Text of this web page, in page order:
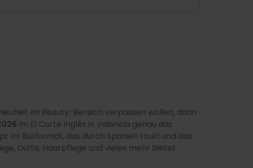
im Beauty-Bereich verpassen wollen, dann
im El Corte Inglés in Valencia genau das
im Busformat, das durch Spanien tourt und das
Düfte, Haarpflege und vieles mehr bietet.